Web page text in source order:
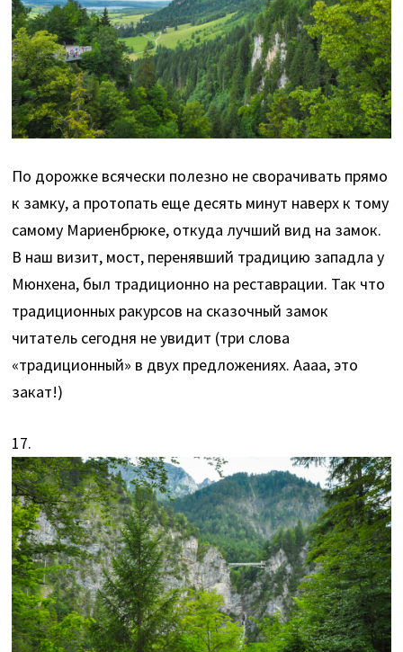
По дорожке всячески полезно не сворачивать прямо
к замку, а протопать еще десять минут наверх к тому
самому Мариенбрюке, откуда лучший вид на замок.
В наш визит, мост, перенявший традицию западла у
Мюнхена, был традиционно на реставрации. Так что
традиционных ракурсов на сказочный замок
читатель сегодня не увидит (три слова
«традиционный» в двух предложениях. Аааа, это
закат!)
17.